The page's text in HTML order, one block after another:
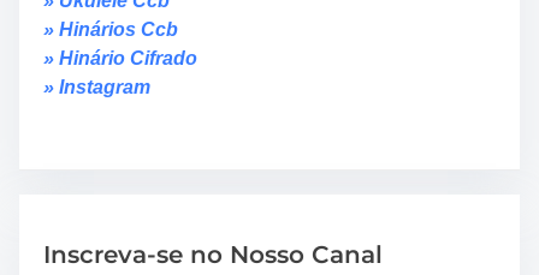
» Hinários Ccb
» Hinário Cifrado
» Instagram
Inscreva-se no Nosso Canal